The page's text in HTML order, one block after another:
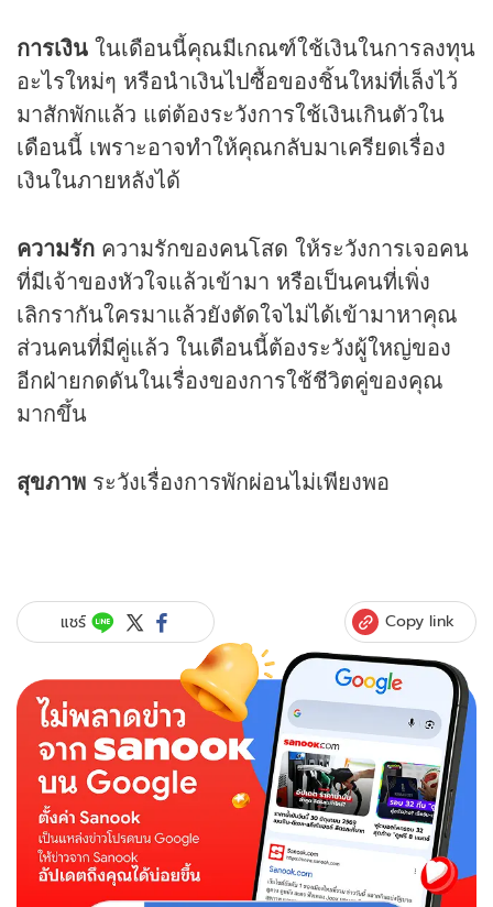
การเงิน ในเดือนนี้คุณมีเกณฑ์ใช้เงินในการลงทุน
อะไรใหม่ๆ หรือนำเงินไปซื้อของชิ้นใหม่ที่เล็งไว้
มาสักพักแล้ว แต่ต้องระวังการใช้เงินเกินตัวใน
เดือนนี้ เพราะอาจทำให้คุณกลับมาเครียดเรื่อง
เงินในภายหลังได้
ความรัก ความรักของคนโสด ให้ระวังการเจอคน
ที่มีเจ้าของหัวใจแล้วเข้ามา หรือเป็นคนที่เพิ่ง
เลิกรากันใครมาแล้วยังตัดใจไม่ได้เข้ามาหาคุณ
ส่วนคนที่มีคู่แล้ว ในเดือนนี้ต้องระวังผู้ใหญ่ของ
อีกฝ่ายกดดันในเรื่องของการใช้ชีวิตคู่ของคุณ
มากขึ้น
สุขภาพ ระวังเรื่องการพักผ่อนไม่เพียงพอ
แชร์ Copy link